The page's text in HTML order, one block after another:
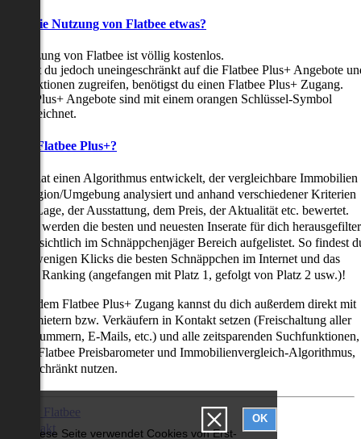
Diese Seite verwendet Cookies von Erst-
OK
die Nutzung von Flatbee etwas?
Nutzung von Flatbee ist völlig kostenlos.
du jedoch uneingeschränkt auf die Flatbee Plus+ Angebote
zugreifen, benötigst du einen Flatbee Plus+ Zugang.
Plus+ Angebote sind mit einem orangen Schlüssel-Symbol
ist Flatbee Plus+?
hat einen Algorithmus entwickelt, der vergleichbare Immobilien
Region/Umgebung analysiert und anhand verschiedener Kriterien
der Lage, der Ausstattung, dem Preis, der Aktualität etc. bewertet.
werden die besten und neuesten Inserate für dich
übersichtlich im Schnäppchenjäger Bereich aufgelistet. So findest
nur wenigen Klicks die besten Schnäppchen im Internet und das
als Ranking (angefangen mit Platz 1, gefolgt von Platz 2 usw.)!
mit dem Flatbee Plus+ Zugang kannst du dich außerdem direkt mit
Vermietern bzw. Verkäufern in Kontakt setzen (Freischaltung aller
E-Mails, etc.) und alle zeitsparenden Suchfunktionen,
den Flatbee Preisbarometer und Immobilienvergleich-Algorithmus,
nutzen.
Über Flatbee
Kontakt